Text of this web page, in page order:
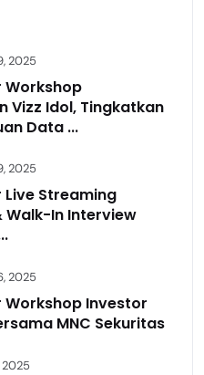
2025
Workshop
Vizz Idol, Tingkatkan
Data ...
2025
Live Streaming
Walk-In Interview
2025
Workshop Investor
MNC Sekuritas
2025